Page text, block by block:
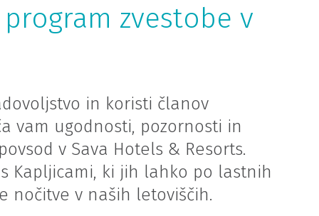
zvestobe v
in koristi članov
vam ugodnosti, pozornosti in
v Sava Hotels & Resorts.
Kapljicami, ki jih lahko po lastnih
nočitve v naših letoviščih.